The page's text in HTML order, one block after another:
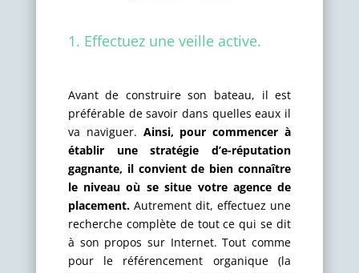
1. Effectuez une veille active.
Avant de construire son bateau, il est
préférable de savoir dans quelles eaux il
va naviguer. Ainsi, pour commencer à
établir une stratégie d’e-réputation
gagnante, il convient de bien connaître
le niveau où se situe votre agence de
placement.Autrement dit, effectuez une
recherche complète de tout ce qui se dit
à son propos sur Internet. Tout comme
pour le référencement organique (la